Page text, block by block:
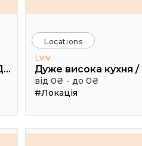
Центр Архітектури, Дизайну та Урбаністики Порохова ВЕЖА
Locations
Lviv
від 0₴ - до 0₴
#Локація